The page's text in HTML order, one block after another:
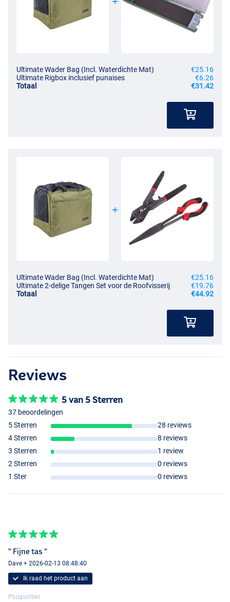
Ultimate Wader Bag (Incl. Waterdichte Mat)
€25.16
Ultimate Rigbox inclusief punaises
€6.26
Totaal
€31.42
Ultimate Wader Bag (Incl. Waterdichte Mat)
€25.16
Ultimate 2-delige Tangen Set voor de Roofvisserij
€19.76
Totaal
€44.92
Reviews
5 van 5 Sterren
37 beoordelingen
5 Sterren
28 reviews
4 Sterren
8 reviews
3 Sterren
1 review
2 Sterren
0 reviews
1 Ster
0 reviews
" Fijne tas "
Dave + 2026-02-13 08:48:40
Ik raad het product aan
Pluspunten